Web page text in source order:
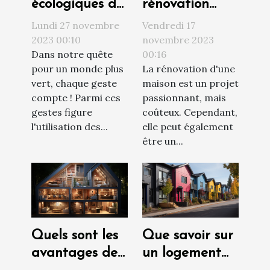
écologiques de
l'utilisation des
étendoirs à
linge
Lundi 27 novembre
2023 00:10
Dans notre quête
pour un monde plus
vert, chaque geste
compte ! Parmi ces
gestes figure
l'utilisation des...
rénovation
peut
augmenter la
valeur de votre
propriété
Vendredi 17
novembre 2023
00:16
La rénovation d'une
maison est un projet
passionnant, mais
coûteux. Cependant,
elle peut également
être un...
Quels sont les
avantages de
Que savoir sur
un logement